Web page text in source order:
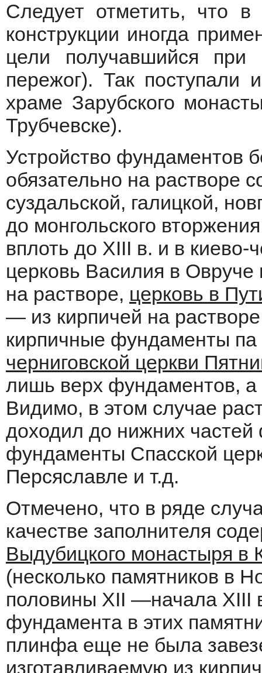
Следует отметить, что
конструкции иногда
цели получавшийся
пережог). Так
храме Зарубского
Трубчевске).
Устройство фундаментов
обязательно на растворе
суздальской, галицкой,
до монгольского
вплоть до XIII в. и в киево-
церковь Василия в
на растворе, церковь в
— из кирпичей на
кирпичные фундаменты па
черниговской церкви
лишь верх фундаментов,
Видимо, в этом случае
доходил до нижних
фундаменты Спасской
Персяславле и т.д.
Отмечено, что в ряде
качестве заполнителя
Выдубицкого монастыря в
(несколько памятников в
половины XII —начала XIII
фундамента в этих
плинфа еще не была
изготавливаемую из